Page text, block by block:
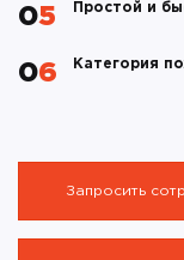
05 Простой и
06 Категория
Запросить